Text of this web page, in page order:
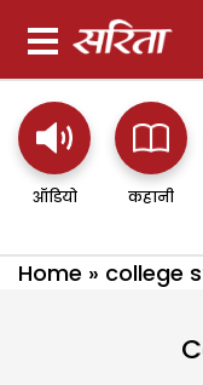
ऑडियो कहानी
Home » college